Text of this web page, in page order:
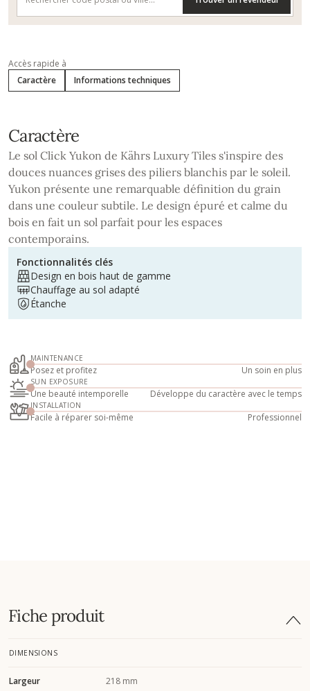
Accès rapide à
Caractère
Informations techniques
Caractère
Le sol Click Yukon de Kährs Luxury Tiles s'inspire des
douces nuances grises des piliers blanchis par le soleil.
Yukon présente une remarquable définition du grain
dans une couleur subtile. Le design épuré et calme du
bois en fait un sol parfait pour les espaces
contemporains.
Fonctionnalités clés
Design en bois haut de gamme
Chauffage au sol adapté
Étanche
MAINTENANCE
Posez et profitez Un soin en plus
SUN EXPOSURE
Une beauté intemporelle Développe du caractère avec le temps
INSTALLATION
Facile à réparer soi-même Professionnel
Fiche produit
DIMENSIONS
Largeur 218 mm